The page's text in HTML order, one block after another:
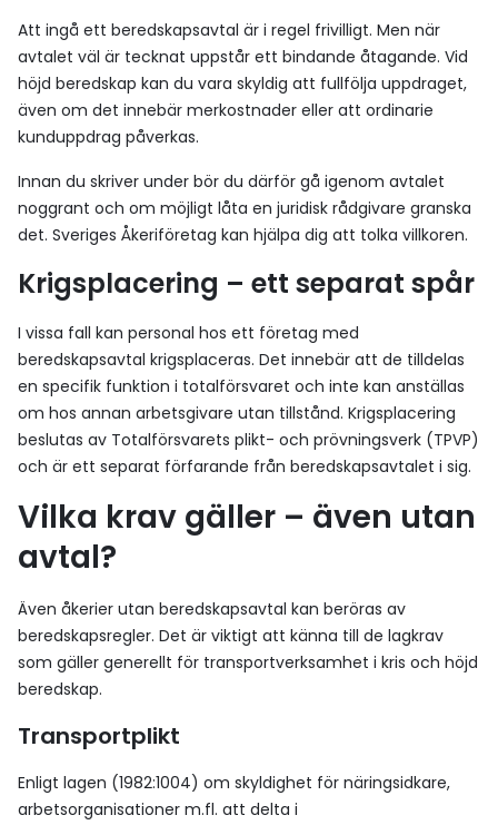
Att ingå ett beredskapsavtal är i regel frivilligt. Men när
avtalet väl är tecknat uppstår ett bindande åtagande. Vid
höjd beredskap kan du vara skyldig att fullfölja uppdraget,
även om det innebär merkostnader eller att ordinarie
kunduppdrag påverkas.
Innan du skriver under bör du därför gå igenom avtalet
noggrant och om möjligt låta en juridisk rådgivare granska
det. Sveriges Åkeriföretag kan hjälpa dig att tolka villkoren.
Krigsplacering – ett separat spår
I vissa fall kan personal hos ett företag med
beredskapsavtal krigsplaceras. Det innebär att de tilldelas
en specifik funktion i totalförsvaret och inte kan anställas
om hos annan arbetsgivare utan tillstånd. Krigsplacering
beslutas av Totalförsvarets plikt- och prövningsverk (TPVP)
och är ett separat förfarande från beredskapsavtalet i sig.
Vilka krav gäller – även utan
avtal?
Även åkerier utan beredskapsavtal kan beröras av
beredskapsregler. Det är viktigt att känna till de lagkrav
som gäller generellt för transportverksamhet i kris och höjd
beredskap.
Transportplikt
Enligt lagen (1982:1004) om skyldighet för näringsidkare,
arbetsorganisationer m.fl. att delta i